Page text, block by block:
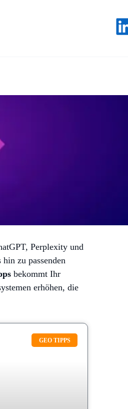
Perplexity und
hin zu passenden
bekommt Ihr
erhöhen, die
GEO TIPPS